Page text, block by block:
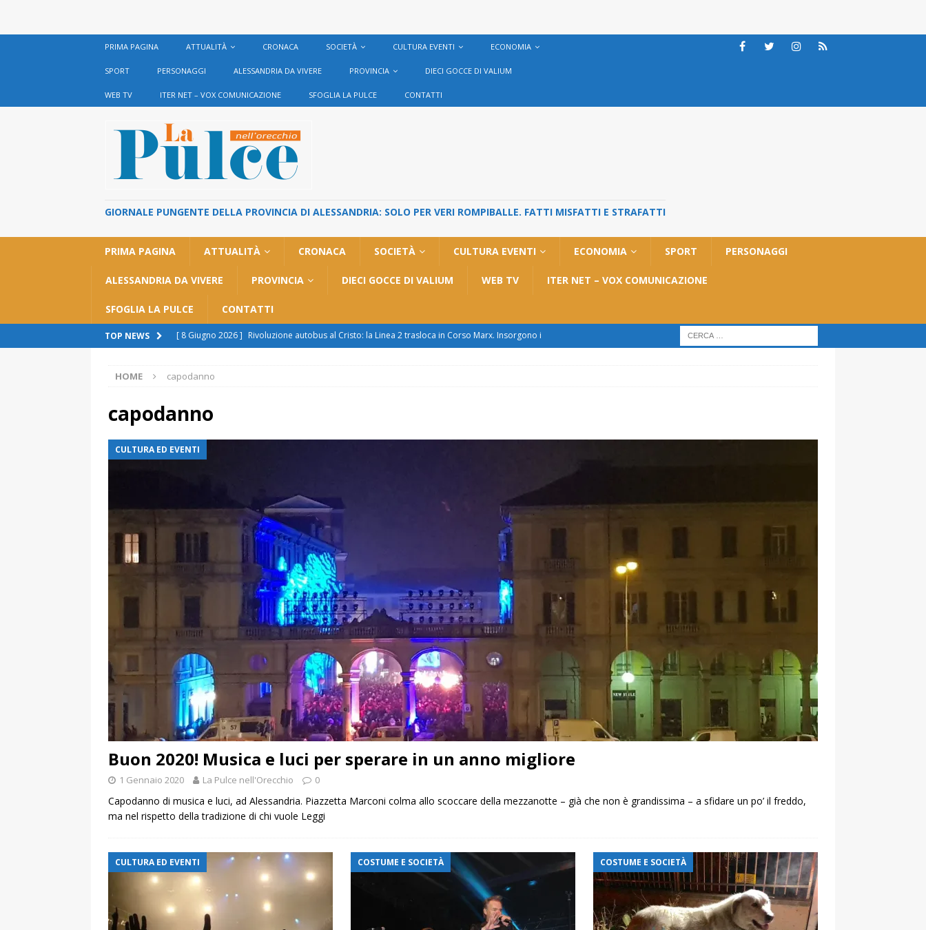
PRIMA PAGINA ATTUALITÀ CRONACA SOCIETÀ CULTURA EVENTI ECONOMIA
SPORT PERSONAGGI ALESSANDRIA DA VIVERE PROVINCIA DIECI GOCCE DI VALIUM
WEB TV ITER NET – VOX COMUNICAZIONE SFOGLIA LA PULCE CONTATTI
GIORNALE PUNGENTE DELLA PROVINCIA DI ALESSANDRIA: SOLO PER VERI ROMPIBALLE. FATTI MISFATTI E STRAFATTI
PRIMA PAGINA ATTUALITÀ CRONACA SOCIETÀ CULTURA EVENTI ECONOMIA SPORT PERSONAGGI
ALESSANDRIA DA VIVERE PROVINCIA DIECI GOCCE DI VALIUM WEB TV ITER NET – VOX COMUNICAZIONE
SFOGLIA LA PULCE CONTATTI
TOP NEWS [ 8 Giugno 2026 ] Rivoluzione autobus al Cristo: la Linea 2 trasloca in Corso Marx. Insorgono i
[ 7 Giugno 2026 ]
manca il rispetto per la città”.
[ 11 Giugno 2026 ] Spostamento bus 2, Roggero (Lega): “Il Comune sapeva da novembre, non ci
sono scuse”
ATTUALITÀ
HOME capodanno
capodanno
CULTURA ED EVENTI
Buon 2020! Musica e luci per sperare in un anno migliore
1 Gennaio 2020 La Pulce nell'Orecchio 0
Capodanno di musica e luci, ad Alessandria. Piazzetta Marconi colma allo scoccare della mezzanotte – già che non è grandissima – a sfidare un po’ il freddo,
ma nel rispetto della tradizione di chi vuole Leggi
CULTURA ED EVENTI COSTUME E SOCIETÀ COSTUME E SOCIETÀ